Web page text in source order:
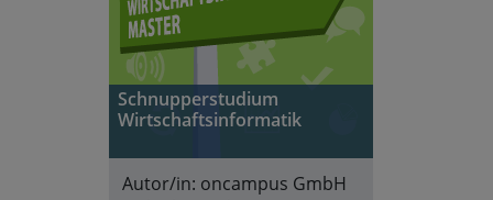
Schnupperstudium
Wirtschaftsinformatik
Autor/in: oncampus GmbH